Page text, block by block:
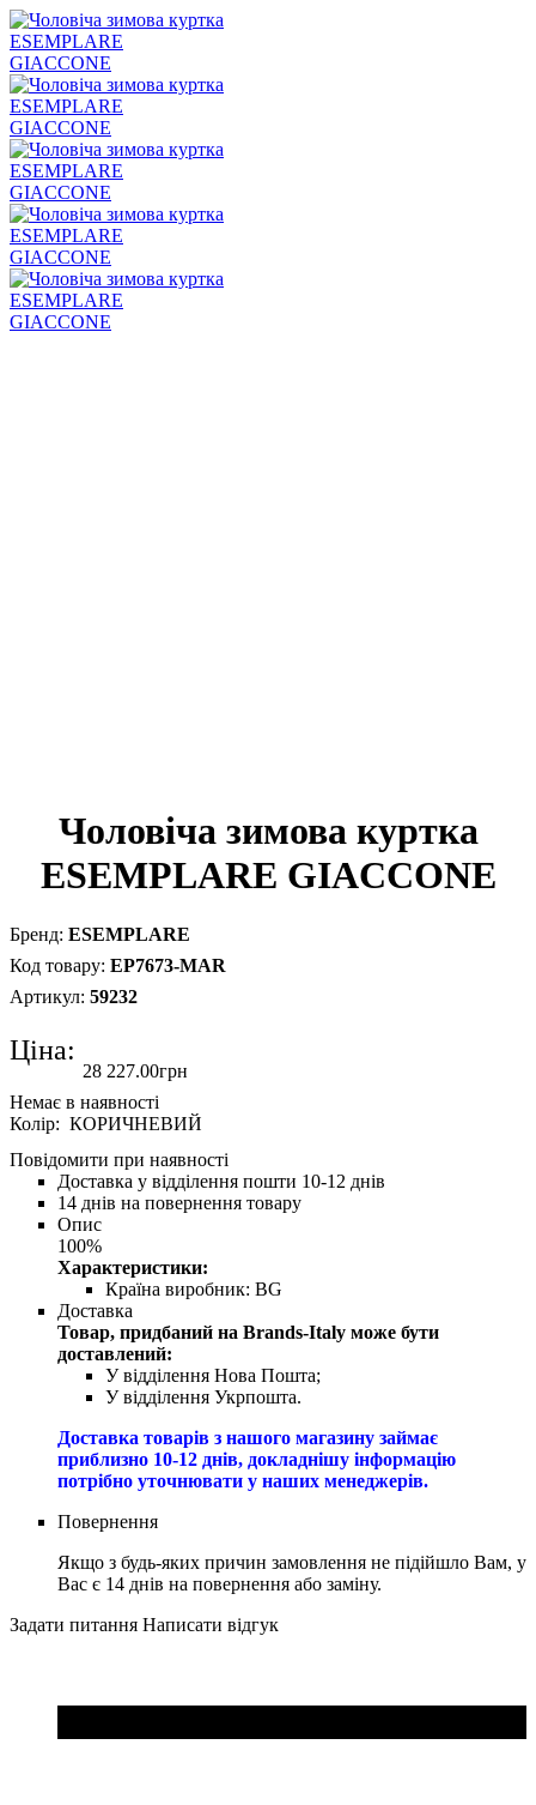
Чоловіча зимова куртка
ESEMPLARE GIACCONE
ESEMPLARE
EP7673-MAR
59232
Ціна:
28 227.00грн
Колір: КОРИЧНЕВИЙ
Повідомити при наявності
Доставка у відділення пошти 10-12 днів
14 днів на повернення товару
Опис
100%
Характеристики:
Країна виробник: BG
Доставка
Товар, придбаний на Brands-Italy може бути
доставлений:
У відділення Нова Пошта;
У відділення Укрпошта.
Доставка товарів з нашого магазину займає
приблизно 10-12 днів, докладнішу інформацію
потрібно уточнювати у наших менеджерів.
Повернення
Якщо з будь-яких причин замовлення не підійшло Вам, у
Вас є 14 днів на повернення або заміну.
Задати питання Написати відгук